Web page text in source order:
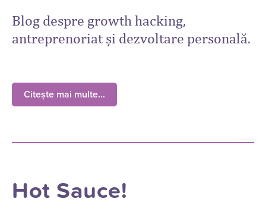
Blog despre growth hacking,
antreprenoriat și dezvoltare personală.
Citește mai multe...
Hot Sauce!